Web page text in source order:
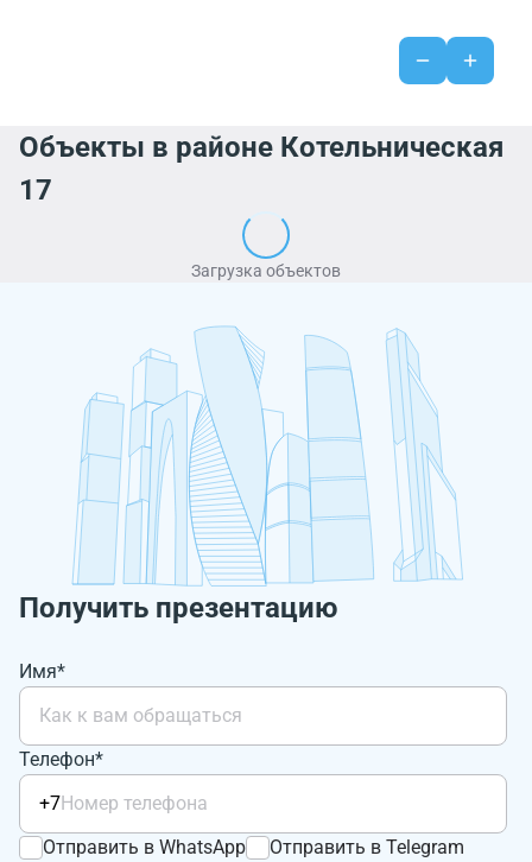
Объекты в районе Котельническая
17
Загрузка объектов
Получить презентацию
Имя*
Телефон*
+7
Отправить в WhatsApp
Отправить в Telegram